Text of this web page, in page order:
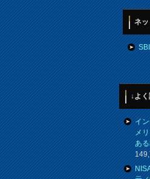
ネ
↓よ
イ
メ
あ